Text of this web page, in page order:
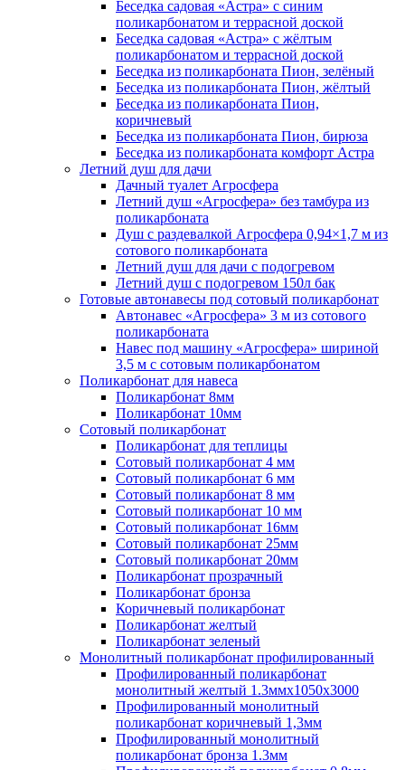
Беседка садовая «Астра» с синим
поликарбонатом и террасной доской
Беседка садовая «Астра» с жёлтым
поликарбонатом и террасной доской
Беседка из поликарбоната Пион, зелёный
Беседка из поликарбоната Пион, жёлтый
Беседка из поликарбоната Пион,
коричневый
Беседка из поликарбоната Пион, бирюза
Беседка из поликарбоната комфорт Астра
Летний душ для дачи
Дачный туалет Агросфера
Летний душ «Агросфера» без тамбура из
поликарбоната
Душ с раздевалкой Агросфера 0,94×1,7 м из
сотового поликарбоната
Летний душ для дачи с подогревом
Летний душ с подогревом 150л бак
Готовые автонавесы под сотовый поликарбонат
Автонавес «Агросфера» 3 м из сотового
поликарбоната
Навес под машину «Агросфера» шириной
3,5 м с сотовым поликарбонатом
Поликарбонат для навеса
Поликарбонат 8мм
Поликарбонат 10мм
Сотовый поликарбонат
Поликарбонат для теплицы
Сотовый поликарбонат 4 мм
Сотовый поликарбонат 6 мм
Сотовый поликарбонат 8 мм
Сотовый поликарбонат 10 мм
Сотовый поликарбонат 16мм
Сотовый поликарбонат 25мм
Сотовый поликарбонат 20мм
Поликарбонат прозрачный
Поликарбонат бронза
Коричневый поликарбонат
Поликарбонат желтый
Поликарбонат зеленый
Монолитный поликарбонат профилированный
Профилированный поликарбонат
монолитный желтый 1.3ммх1050х3000
Профилированный монолитный
поликарбонат коричневый 1,3мм
Профилированный монолитный
поликарбонат бронза 1.3мм